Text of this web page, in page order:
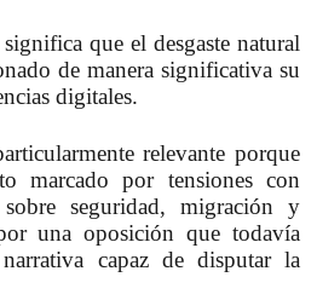
significa que el desgaste natural
de manera significativa su
digitales.
relevante porque
marcado por tensiones con
sobre seguridad, migración y
una oposición que todavía
capaz de disputar la